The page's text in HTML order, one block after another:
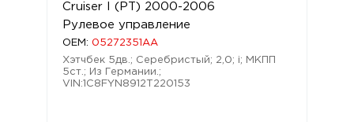
Cruiser I (PT) 2000-2006
Рулевое управление
OEM: 05272351AA
Хэтчбек 5дв.; Серебристый; 2,0; i; МКПП
5ст.; Из Германии.;
VIN:1C8FYN8912T220153